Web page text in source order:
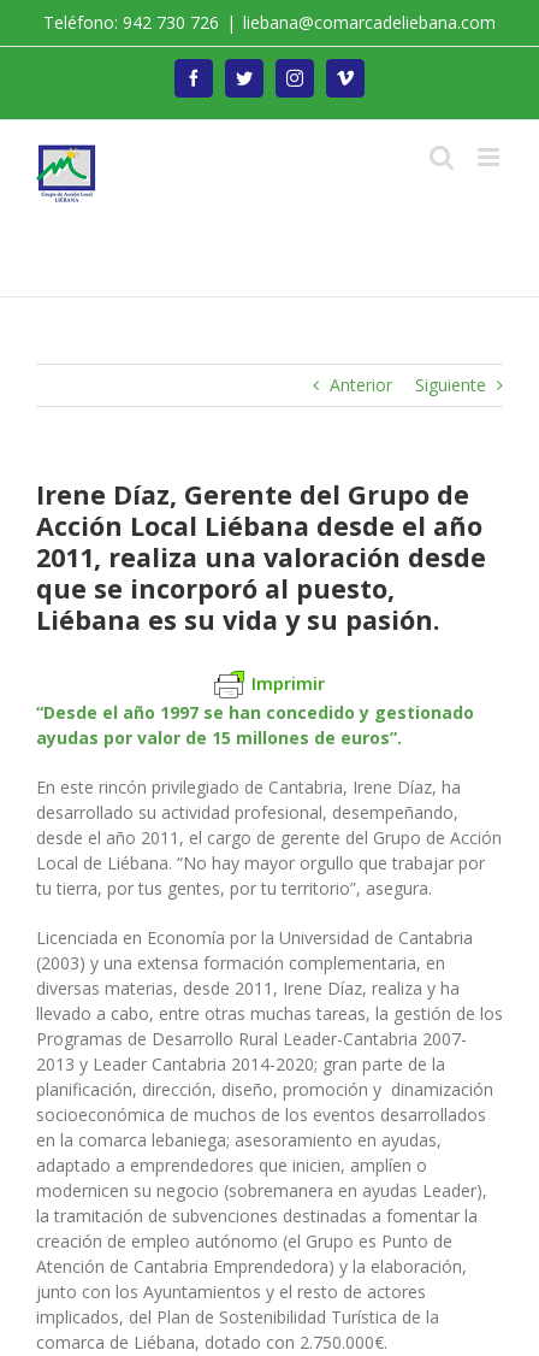
Teléfono: 942 730 726 | liebana@comarcadeliebana.com
FacebookTwitterInstagramVimeo
Anterior Siguiente
Irene Díaz, Gerente del Grupo de
Acción Local Liébana desde el año
2011, realiza una valoración desde
que se incorporó al puesto,
Liébana es su vida y su pasión.
Imprimir
“Desde el año 1997 se han concedido y gestionado
ayudas por valor de 15 millones de euros”.
En este rincón privilegiado de Cantabria, Irene Díaz, ha
desarrollado su actividad profesional, desempeñando,
desde el año 2011, el cargo de gerente del Grupo de Acción
Local de Liébana. “No hay mayor orgullo que trabajar por
tu tierra, por tus gentes, por tu territorio”, asegura.
Licenciada en Economía por la Universidad de Cantabria
(2003) y una extensa formación complementaria, en
diversas materias, desde 2011, Irene Díaz, realiza y ha
llevado a cabo, entre otras muchas tareas, la gestión de los
Programas de Desarrollo Rural Leader-Cantabria 2007-
2013 y Leader Cantabria 2014-2020; gran parte de la
planificación, dirección, diseño, promoción y dinamización
socioeconómica de muchos de los eventos desarrollados
en la comarca lebaniega; asesoramiento en ayudas,
adaptado a emprendedores que inicien, amplíen o
modernicen su negocio (sobremanera en ayudas Leader),
la tramitación de subvenciones destinadas a fomentar la
creación de empleo autónomo (el Grupo es Punto de
Atención de Cantabria Emprendedora) y la elaboración,
junto con los Ayuntamientos y el resto de actores
implicados, del Plan de Sostenibilidad Turística de la
comarca de Liébana, dotado con 2.750.000€.